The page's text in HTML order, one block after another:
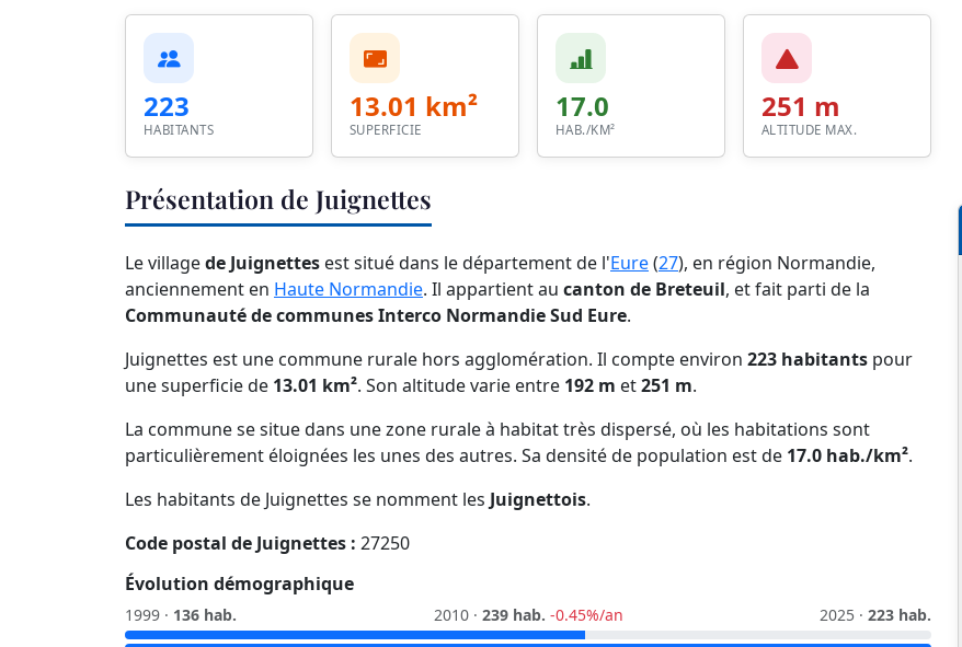
223
HABITANTS
13.01 km²
SUPERFICIE
17.0
HAB./KM²
251 m
ALTITUDE MAX.
Présentation de Juignettes
Le villagede Juignettes est situé dans le département de l'Eure(27), en région Normandie,
anciennement en Haute Normandie. Il appartient au canton de Breteuil, et fait parti de la
Communauté de communes Interco Normandie Sud Eure.
Juignettes est une commune rurale hors agglomération. Il compte environ 223 habitants pour
une superficie de 13.01 km². Son altitude varie entre 192 m et251 m.
La commune se situe dans une zone rurale à habitat très dispersé, où les habitations sont
particulièrement éloignées les unes des autres. Sa densité de population est de 17.0 hab./km².
Les habitants de Juignettes se nomment les Juignettois.
Code postal de Juignettes : 27250
Évolution démographique
1999 · 136 hab. 2010 · 239 hab. -0.45%/an 2025 · 223 hab.